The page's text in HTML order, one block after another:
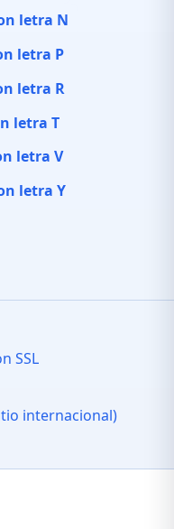
letra N
letra P
letra R
letra T
letra V
letra Y
SSL
internacional)